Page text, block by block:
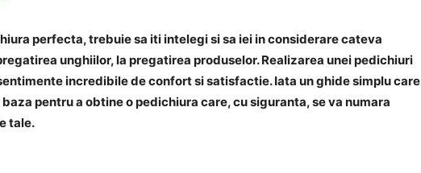
perfecta, trebuie sa iti intelegi si sa iei in considerare cateva
unghiilor, la pregatirea produselor. Realizarea unei pedichiuri
incredibile de confort si satisfactie. Iata un ghide simplu care
pentru a obtine o pedichiura care, cu siguranta, se va numara
tale.